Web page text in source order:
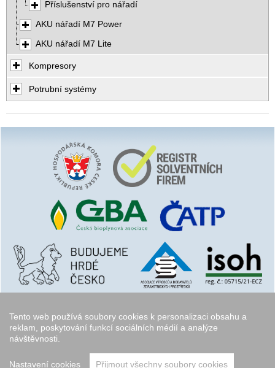
Tento web používá soubory cookies k personalizaci obsahu a
reklam, poskytování funkcí sociálních médií a analýze
návštěvnosti.
Nastavení cookies Přijmout všechny soubory cookies
Příslušenství pro nářadí
AKU nářadí M7 Power
AKU nářadí M7 Lite
Kompresory
Potrubní systémy